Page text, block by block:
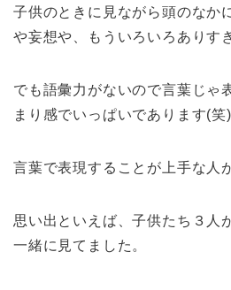
子供のときに見ながら頭のなか
や妄想や、もういろいろありす
でも語彙力がないので言葉じゃ
まり感でいっぱいであります(笑)
言葉で表現することが上手な人
思い出といえば、子供たち３人
一緒に見てました。